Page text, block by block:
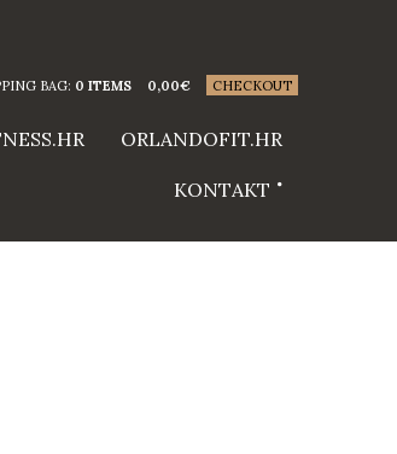
BAG: 0 ITEMS 0,00€ CHECKOUT
ORLANDOFIT.HR
KONTAKT